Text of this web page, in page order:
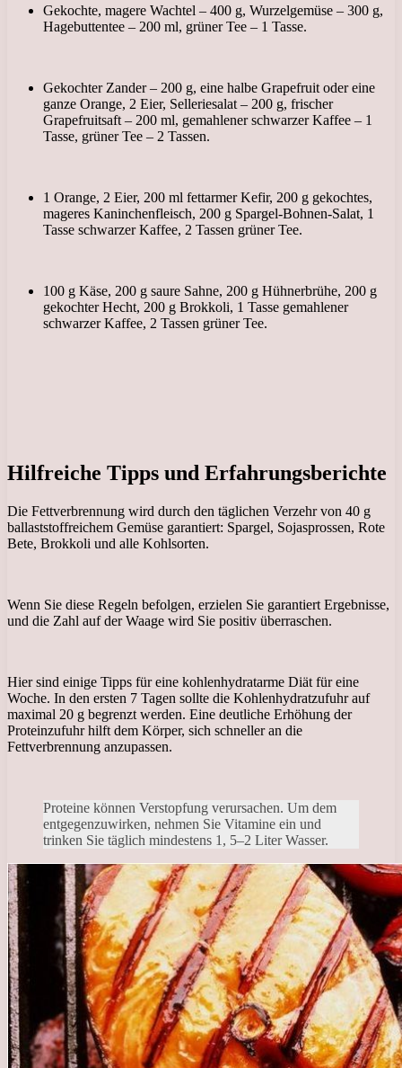
Gekochte, magere Wachtel – 400 g, Wurzelgemüse – 300 g,
Hagebuttentee – 200 ml, grüner Tee – 1 Tasse.
Gekochter Zander – 200 g, eine halbe Grapefruit oder eine
ganze Orange, 2 Eier, Selleriesalat – 200 g, frischer
Grapefruitsaft – 200 ml, gemahlener schwarzer Kaffee – 1
Tasse, grüner Tee – 2 Tassen.
1 Orange, 2 Eier, 200 ml fettarmer Kefir, 200 g gekochtes,
mageres Kaninchenfleisch, 200 g Spargel-Bohnen-Salat, 1
Tasse schwarzer Kaffee, 2 Tassen grüner Tee.
100 g Käse, 200 g saure Sahne, 200 g Hühnerbrühe, 200 g
gekochter Hecht, 200 g Brokkoli, 1 Tasse gemahlener
schwarzer Kaffee, 2 Tassen grüner Tee.
Hilfreiche Tipps und Erfahrungsberichte
Die Fettverbrennung wird durch den täglichen Verzehr von 40 g
ballaststoffreichem Gemüse garantiert: Spargel, Sojasprossen, Rote
Bete, Brokkoli und alle Kohlsorten.
Wenn Sie diese Regeln befolgen, erzielen Sie garantiert Ergebnisse,
und die Zahl auf der Waage wird Sie positiv überraschen.
Hier sind einige Tipps für eine kohlenhydratarme Diät für eine
Woche. In den ersten 7 Tagen sollte die Kohlenhydratzufuhr auf
maximal 20 g begrenzt werden. Eine deutliche Erhöhung der
Proteinzufuhr hilft dem Körper, sich schneller an die
Fettverbrennung anzupassen.
Proteine ​​können Verstopfung verursachen. Um dem
entgegenzuwirken, nehmen Sie Vitamine ein und
trinken Sie täglich mindestens 1, 5–2 Liter Wasser.